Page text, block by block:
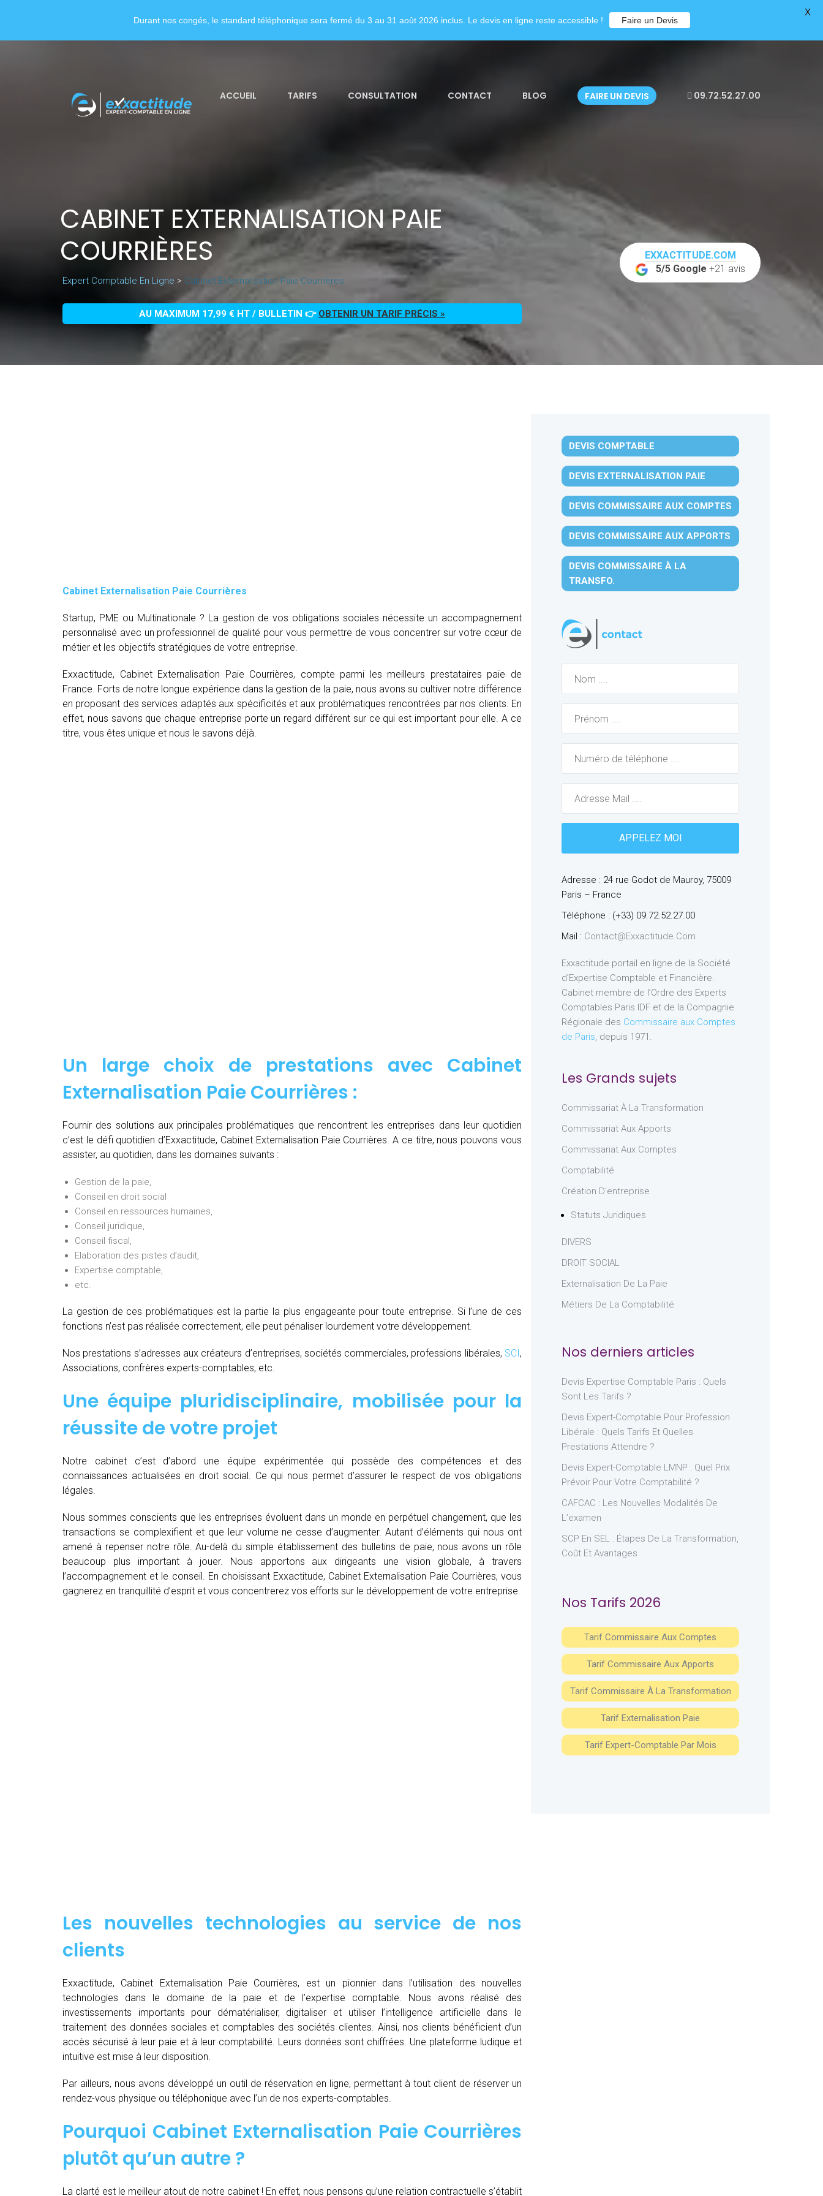
ACCUEIL TARIFS CONSULTATION CONTACT BLOG FAIRE UN DEVIS 09.72.52.27.00
CABINET EXTERNALISATION PAIE
COURRIÈRES
Expert Comptable En Ligne > Cabinet Externalisation Paie Courrières
AU MAXIMUM 17,99 € HT / BULLETIN 👉 OBTENIR UN TARIF PRÉCIS »
EXXACTITUDE.COM
5/5 Google +21 avis
Cabinet Externalisation Paie Courrières
Startup, PME ou Multinationale ? La gestion de vos obligations sociales nécessite un accompagnement
personnalisé avec un professionnel de qualité pour vous permettre de vous concentrer sur votre cœur de
métier et les objectifs stratégiques de votre entreprise.
Exxactitude, Cabinet Externalisation Paie Courrières, compte parmi les meilleurs prestataires paie de
France. Forts de notre longue expérience dans la gestion de la paie, nous avons su cultiver notre différence
en proposant des services adaptés aux spécificités et aux problématiques rencontrées par nos clients. En
effet, nous savons que chaque entreprise porte un regard différent sur ce qui est important pour elle. A ce
titre, vous êtes unique et nous le savons déjà.
Un large choix de prestations avec Cabinet
Externalisation Paie Courrières :
Fournir des solutions aux principales problématiques que rencontrent les entreprises dans leur quotidien
c’est le défi quotidien d’Exxactitude, Cabinet Externalisation Paie Courrières. A ce titre, nous pouvons vous
assister, au quotidien, dans les domaines suivants :
Gestion de la paie,
Conseil en droit social
Conseil en ressources humaines,
Conseil juridique,
Conseil fiscal,
Elaboration des pistes d’audit,
Expertise comptable,
etc.
La gestion de ces problématiques est la partie la plus engageante pour toute entreprise. Si l’une de ces
fonctions n’est pas réalisée correctement, elle peut pénaliser lourdement votre développement.
Nos prestations s’adresses aux créateurs d’entreprises, sociétés commerciales, professions libérales, SCI,
Associations, confrères experts-comptables, etc.
Une équipe pluridisciplinaire, mobilisée pour la
réussite de votre projet
Notre cabinet c’est d’abord une équipe expérimentée qui possède des compétences et des
connaissances actualisées en droit social. Ce qui nous permet d’assurer le respect de vos obligations
légales.
Nous sommes conscients que les entreprises évoluent dans un monde en perpétuel changement, que les
transactions se complexifient et que leur volume ne cesse d’augmenter. Autant d’éléments qui nous ont
amené à repenser notre rôle. Au-delà du simple établissement des bulletins de paie, nous avons un rôle
beaucoup plus important à jouer. Nous apportons aux dirigeants une vision globale, à travers
l’accompagnement et le conseil. En choisissant Exxactitude, Cabinet Externalisation Paie Courrières, vous
gagnerez en tranquillité d’esprit et vous concentrerez vos efforts sur le développement de votre entreprise.
Les nouvelles technologies au service de nos
clients
Exxactitude, Cabinet Externalisation Paie Courrières, est un pionnier dans l’utilisation des nouvelles
technologies dans le domaine de la paie et de l’expertise comptable. Nous avons réalisé des
investissements importants pour dématérialiser, digitaliser et utiliser l’intelligence artificielle dans le
traitement des données sociales et comptables des sociétés clientes. Ainsi, nos clients bénéficient d’un
accès sécurisé à leur paie et à leur comptabilité. Leurs données sont chiffrées. Une plateforme ludique et
intuitive est mise à leur disposition.
Par ailleurs, nous avons développé un outil de réservation en ligne, permettant à tout client de réserver un
rendez-vous physique ou téléphonique avec l’un de nos experts-comptables.
Pourquoi Cabinet Externalisation Paie Courrières
plutôt qu’un autre ?
La clarté est le meilleur atout de notre cabinet ! En effet, nous pensons qu’une relation contractuelle s’établit
DEVIS COMPTABLE
DEVIS EXTERNALISATION PAIE
DEVIS COMMISSAIRE AUX COMPTES
DEVIS COMMISSAIRE AUX APPORTS
DEVIS COMMISSAIRE À LA
TRANSFO.
Adresse : 24 rue Godot de Mauroy, 75009
Paris – France
Téléphone : (+33) 09.72.52.27.00
Mail : Contact@exxactitude.com
Exxactitude portail en ligne de la Société
d’Expertise Comptable et Financière.
Cabinet membre de l’Ordre des Experts
Comptables Paris IDF et de la Compagnie
Régionale des Commissaire aux Comptes
de Paris, depuis 1971.
Les Grands sujets
Commissariat À La Transformation
Commissariat Aux Apports
Commissariat Aux Comptes
Comptabilité
Création D'entreprise
Statuts Juridiques
DIVERS
DROIT SOCIAL
Externalisation De La Paie
Métiers De La Comptabilité
Nos derniers articles
Devis Expertise Comptable Paris : Quels
Sont Les Tarifs ?
Devis Expert-Comptable Pour Profession
Libérale : Quels Tarifs Et Quelles
Prestations Attendre ?
Devis Expert-Comptable LMNP : Quel Prix
Prévoir Pour Votre Comptabilité ?
CAFCAC : Les Nouvelles Modalités De
L’examen
SCP En SEL : Étapes De La Transformation,
Coût Et Avantages
Nos Tarifs 2026
Tarif Commissaire Aux Comptes
Tarif Commissaire Aux Apports
Tarif Commissaire À La Transformation
Tarif Externalisation Paie
Tarif Expert-Comptable Par Mois
Durant nos congés, le standard téléphonique sera fermé du 3 au 31 août 2026 inclus. Le devis en ligne reste accessible ! Faire un Devis
X